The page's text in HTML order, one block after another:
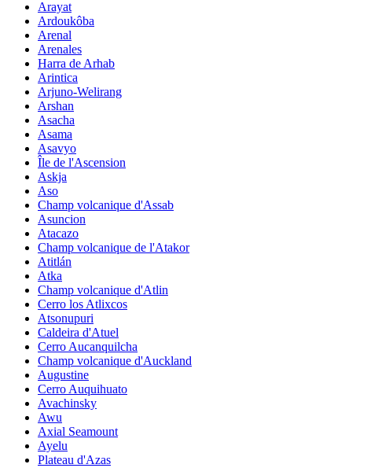
Arayat
Ardoukôba
Arenal
Arenales
Harra de Arhab
Arintica
Arjuno-Welirang
Arshan
Asacha
Asama
Asavyo
Île de l'Ascension
Askja
Aso
Champ volcanique d'Assab
Asuncion
Atacazo
Champ volcanique de l'Atakor
Atitlán
Atka
Champ volcanique d'Atlin
Cerro los Atlixcos
Atsonupuri
Caldeira d'Atuel
Cerro Aucanquilcha
Champ volcanique d'Auckland
Augustine
Cerro Auquihuato
Avachinsky
Awu
Axial Seamount
Ayelu
Plateau d'Azas